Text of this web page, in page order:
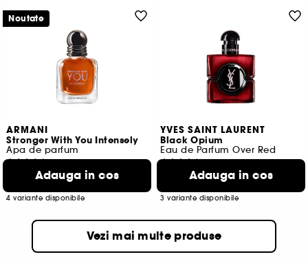
ARMANI
Stronger With You Intensely
Apa de parfum
47
135,00 Lei
4 variante disponibile
Adauga in cos
Noutate
YVES SAINT LAURENT
Black Opium
Eau de Parfum Over Red
1066
519,00 Lei
3 variante disponibile
Adauga in cos
Vezi mai multe produse